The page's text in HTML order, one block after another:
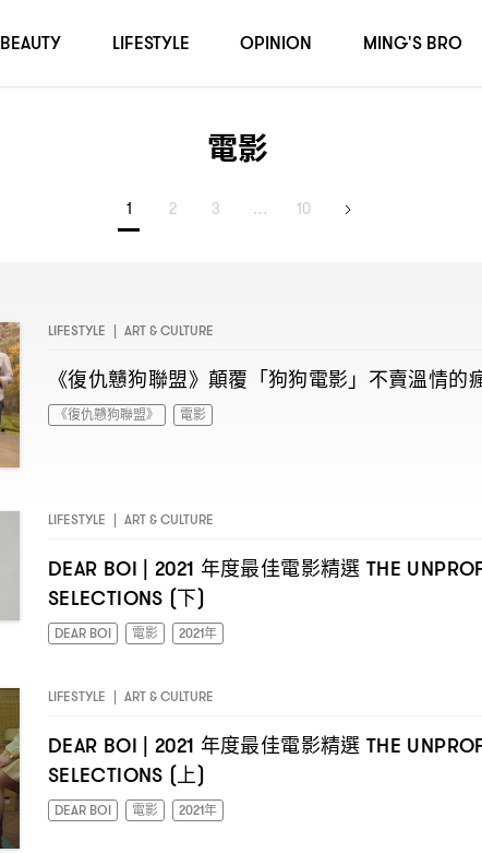
電影
1 2 3 … 10
LIFESTYLE | ART & CULTURE
《復仇戇狗聯盟》顛覆「狗狗電影」不賣溫情的
《復仇戇狗聯盟》 電影
LIFESTYLE | ART & CULTURE
DEAR BOI | 2021 年度最佳電影精選 THE
SELECTIONS (下)
DEAR BOI 電影 2021年
LIFESTYLE | ART & CULTURE
DEAR BOI | 2021 年度最佳電影精選 THE
SELECTIONS (上)
DEAR BOI 電影 2021年
BEAUTY LIFESTYLE OPINION MING'S BRO